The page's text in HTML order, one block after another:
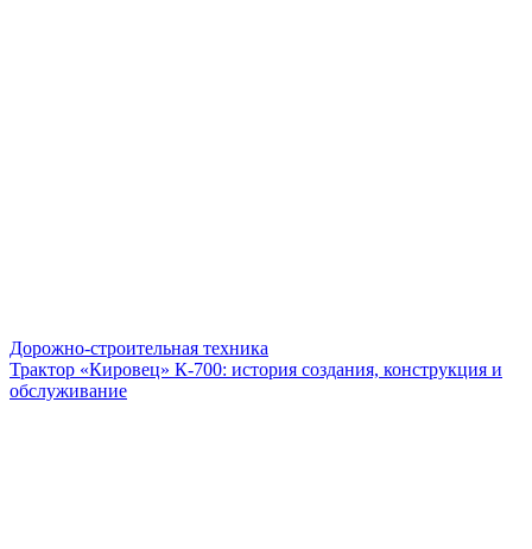
Дорожно-строительная техника
Трактор «Кировец» К-700: история создания, конструкция и
обслуживание